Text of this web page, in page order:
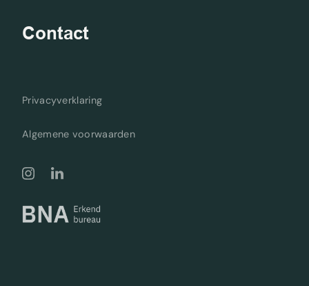
Contact
Privacyverklaring
Algemene voorwaarden